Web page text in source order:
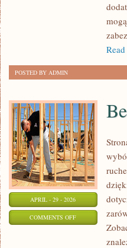
POSTED BY ADMIN
APRIL - 29 - 2026
COMMENTS OFFON
BEZPIECZEŃSTWO